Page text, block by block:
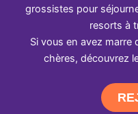
grossistes pour
resorts à
Si vous en avez
chères, découvrez